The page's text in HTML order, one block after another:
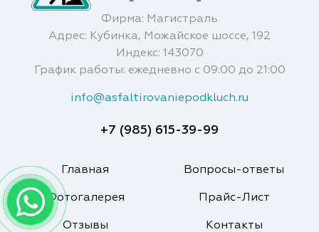
Фирма: Магистраль
Адрес: Кубинка, Можайское шоссе, 192
Индекс: 143070
График работы: ежедневно с 09:00 до 21:00
info@asfaltirovaniepodkluch.ru
+7 (985) 615-39-99
Главная Вопросы-ответы
Фотогалерея Прайс-Лист
Отзывы Контакты